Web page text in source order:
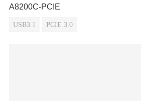
A8200C-PCIE
USB3.1 PCIE 3.0